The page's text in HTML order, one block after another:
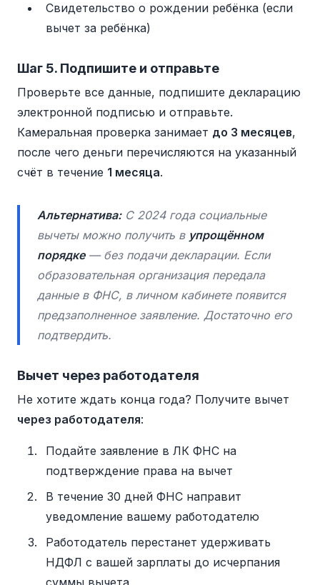
Свидетельство о рождении ребёнка (если
вычет за ребёнка)
Шаг 5. Подпишите и отправьте
Проверьте все данные, подпишите декларацию
электронной подписью и отправьте.
Камеральная проверка занимает до 3 месяцев,
после чего деньги перечисляются на указанный
счёт в течение 1 месяца.
Альтернатива:С 2024 года социальные
вычеты можно получить в упрощённом
порядке— без подачи декларации. Если
образовательная организация передала
данные в ФНС, в личном кабинете появится
предзаполненное заявление. Достаточно его
подтвердить.
Вычет через работодателя
Не хотите ждать конца года? Получите вычет
через работодателя:
Подайте заявление в ЛК ФНС на
подтверждение права на вычет
В течение 30 дней ФНС направит
уведомление вашему работодателю
Работодатель перестанет удерживать
НДФЛ с вашей зарплаты до исчерпания
суммы вычета